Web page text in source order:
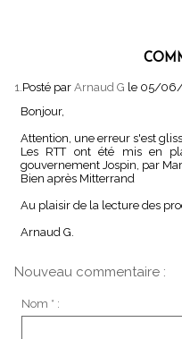
1. Posté par Arnaud G le 05/
Bonjour,
Attention, une erreur s'est
Les RTT ont été mis en
gouvernement Jospin, par
Bien après Mitterrand
Au plaisir de la lecture des
Arnaud G.
Nouveau commentaire :
Nom * :